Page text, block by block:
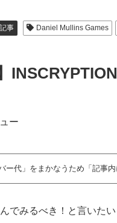
事 Daniel Mullins Games
ー代」をまかなうため「記事
でみるべき！と言いた